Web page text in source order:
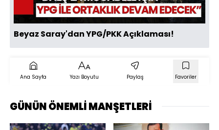
Beyaz Saray'dan YPG/PKK Açıklaması!
Ana Sayfa Yazı Boyutu Paylaş Favoriler
GÜNÜN ÖNEMLİ MANŞETLERİ